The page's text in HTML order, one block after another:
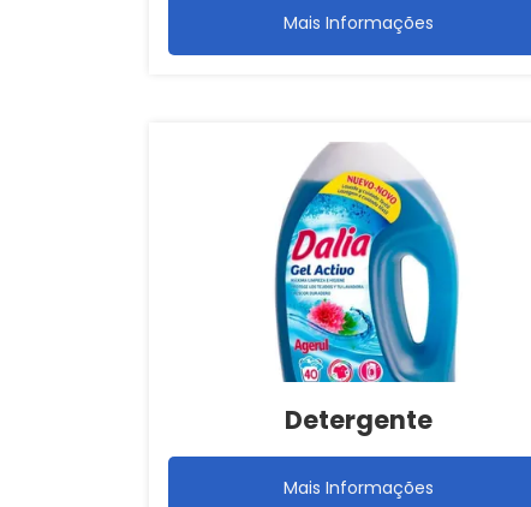
Mais Informações
Detergente
Mais Informações